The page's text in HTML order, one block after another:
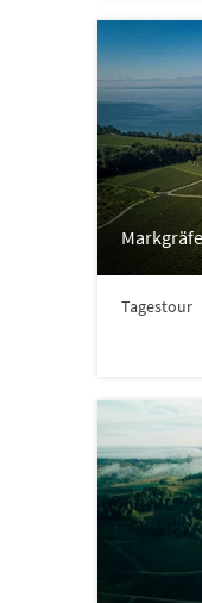
Tagestour